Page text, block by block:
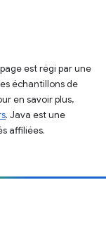
est régi par une
échantillons de
en savoir plus,
. Java est une
affiliées.